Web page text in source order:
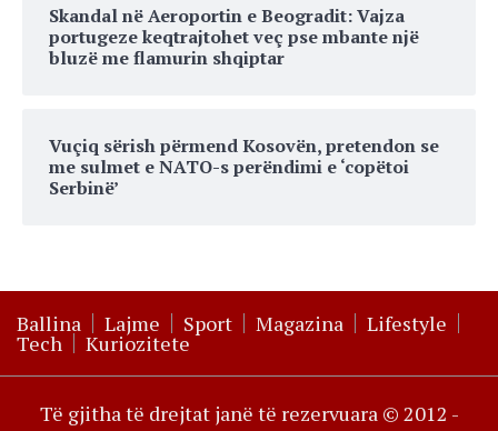
Skandal në Aeroportin e Beogradit: Vajza
portugeze keqtrajtohet veç pse mbante një
bluzë me flamurin shqiptar
Vuçiq sërish përmend Kosovën, pretendon se
me sulmet e NATO-s perëndimi e ‘copëtoi
Serbinë’
Ballina Lajme Sport Magazina Lifestyle
Tech Kuriozitete
Të gjitha të drejtat janë të rezervuara © 2012 -